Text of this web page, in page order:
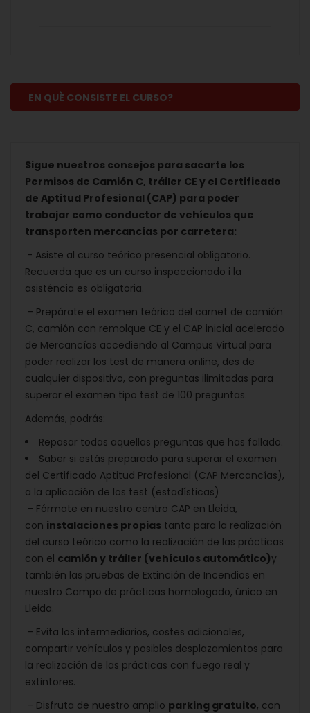
EN QUÈ CONSISTE EL CURSO?
Sigue nuestros consejos para sacarte los
Permisos de Camión C, tráiler CE y el Certificado
de Aptitud Profesional (CAP) para poder
trabajar como conductor de vehículos que
transporten mercancías por carretera:
- Asiste al curso teórico presencial obligatorio.
Recuerda que es un curso inspeccionado i la
asisténcia es obligatoria.
- Prepárate el examen teórico del carnet de camión
C, camión con remolque CE y el CAP inicial acelerado
de Mercancías accediendo al Campus Virtual para
poder realizar los test de manera online, des de
cualquier dispositivo, con preguntas ilimitadas para
superar el examen tipo test de 100 preguntas.
Además, podrás:
Repasar todas aquellas preguntas que has fallado.
Saber si estás preparado para superar el examen
del Certificado Aptitud Profesional (CAP Mercancías),
a la aplicación de los test (estadísticas)
- Fórmate en nuestro centro CAP en Lleida,
con instalaciones propias tanto para la realización
del curso teórico como la realización de las prácticas
con el camión y tráiler (vehículos automático)y
también las pruebas de Extinción de Incendios en
nuestro Campo de prácticas homologado, único en
Lleida.
- Evita los intermediarios, costes adicionales,
compartir vehículos y posibles desplazamientos para
la realización de las prácticas con fuego real y
extintores.
- Disfruta de nuestro amplio parking gratuito, con